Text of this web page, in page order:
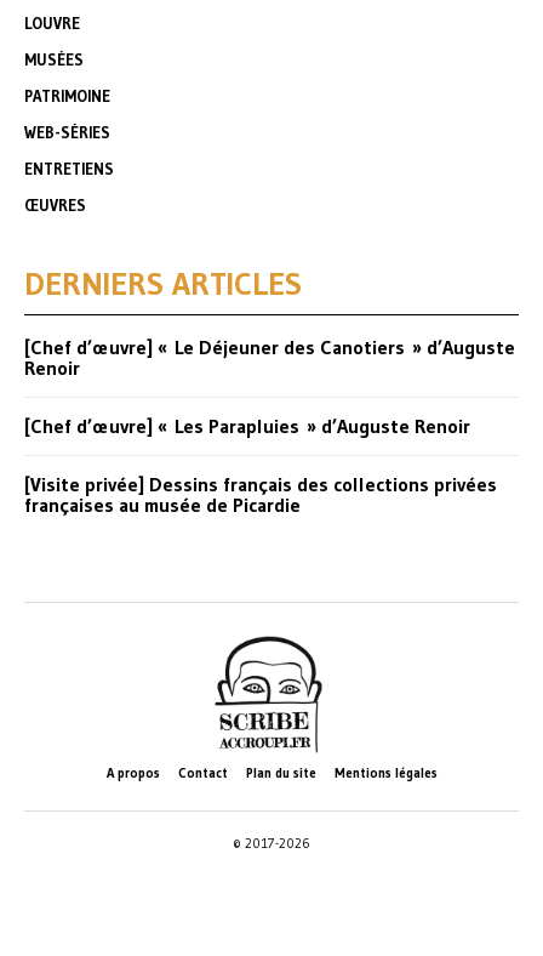
LOUVRE
MUSÉES
PATRIMOINE
WEB-SÉRIES
ENTRETIENS
ŒUVRES
DERNIERS ARTICLES
[Chef d’œuvre] « Le Déjeuner des Canotiers » d’Auguste
Renoir
[Chef d’œuvre] « Les Parapluies » d’Auguste Renoir
[Visite privée] Dessins français des collections privées
françaises au musée de Picardie
A propos Contact Plan du site Mentions légales
© 2017-2026